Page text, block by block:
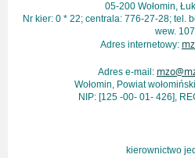
05-200 Wołomin,
Nr kier: 0 * 22; centrala: 776-27-28; tel.
wew. 107
Adres internetowy:
Adres e-mail:
Wołomin, Powiat
NIP: [125 -00- 01- 426],
kierownictwo